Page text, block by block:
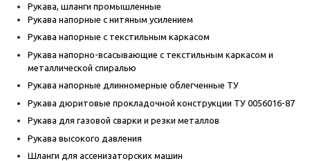
Рукава, шланги промышленные
Рукава напорные с нитяным усилением
Рукава напорные с текстильным каркасом
Рукава напорно-всасывающие с текстильным каркасом и
металлической спиралью
Рукава напорные длинномерные облегченные ТУ
Рукава дюритовые прокладочной конструкции ТУ 0056016-87
Рукава для газовой сварки и резки металлов
Рукава высокого давления
Шланги для ассенизаторских машин